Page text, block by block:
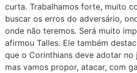
curta. Trabalhamos forte, muito
buscar os erros do adversário,
onde não teremos. Será muito
afirmou Talles. Ele também
que o Corinthians deve adotar no
mas vamos propor, atacar, com